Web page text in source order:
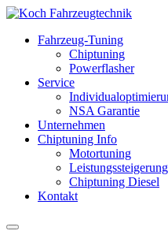
Fahrzeug-Tuning
Chiptuning
Powerflasher
Service
NSA Garantie
Unternehmen
Chiptuning Info
Motortuning
Chiptuning Diesel
Kontakt